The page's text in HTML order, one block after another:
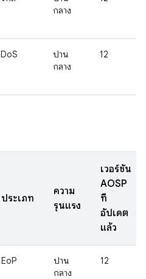
กลาง
DoS
ปาน
กลาง
12
ประเภท
ความ
รุนแรง
เวอร์ชัน
AOSP
ที่
อัปเดต
แล้ว
EoP
ปาน
กลาง
12